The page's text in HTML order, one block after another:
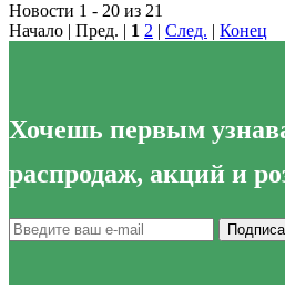
Новости 1 - 20 из 21
Начало | Пред. | 1 2 | След. | Конец
Хочешь первым
распродаж, акций и